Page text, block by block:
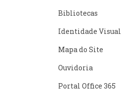
Bibliotecas
Identidade Visual
Mapa do Site
Ouvidoria
Portal Office 365